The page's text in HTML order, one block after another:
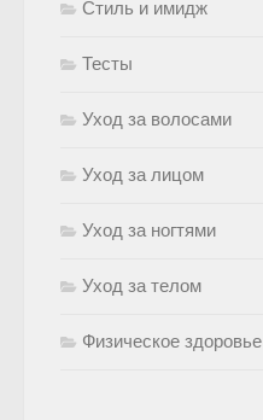
Стиль и имидж
Тесты
Уход за волосами
Уход за лицом
Уход за ногтями
Уход за телом
Физическое здоровье